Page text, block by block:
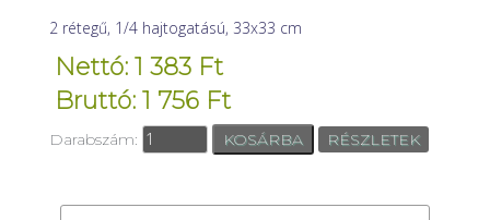
2 rétegű, 1/4 hajtogatású, 33x33 cm
Nettó: 1 383 Ft
Bruttó: 1 756 Ft
Darabszám: RÉSZLETEK